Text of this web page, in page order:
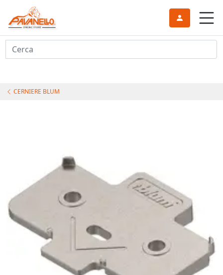
Cerca
CERNIERE BLUM